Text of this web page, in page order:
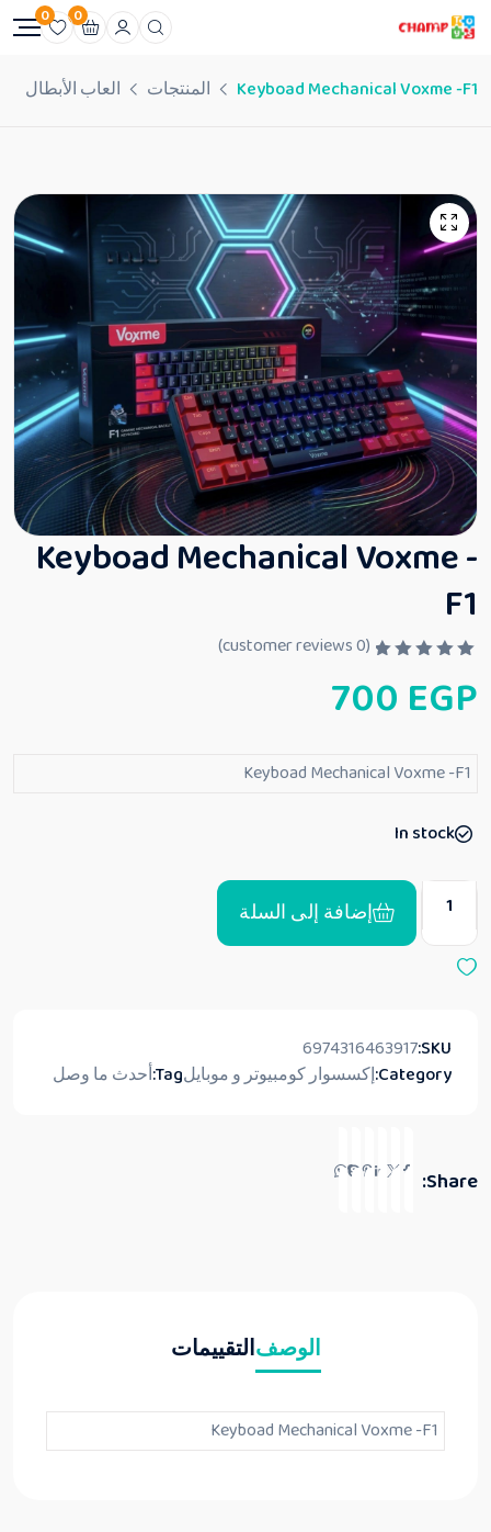
0
0
Keyboad Mechanical Voxme -F1 المنتجات العاب الأبطال
Keyboad Mechanical Voxme -
F1
م
ا
م
(
0
700 EGP
Keyboad Mechanical Voxme -F1
In stock
إضافة إلى السلة
SKU:
6974316463917
Category:إكسسوار كومبيوتر و موبايلTag:أحدث ما وصل
Share:
الوصفالتقييمات
Keyboad Mechanical Voxme -F1